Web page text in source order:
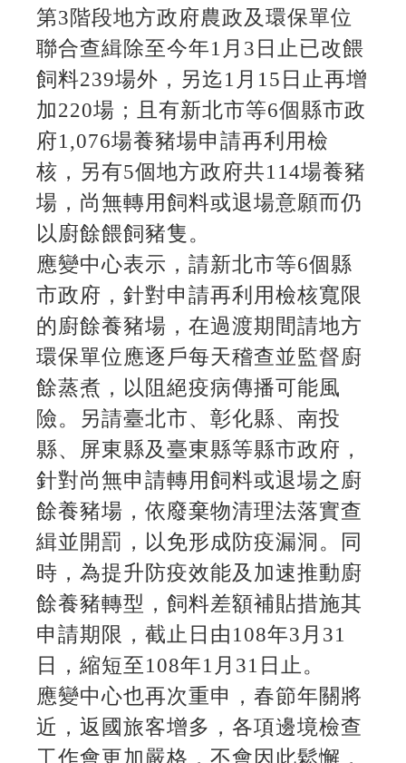
第3階段地方政府農政及環保單位
聯合查緝除至今年1月3日止已改餵
飼料239場外，另迄1月15日止再增
加220場；且有新北市等6個縣市政
府1,076場養豬場申請再利用檢
核，另有5個地方政府共114場養豬
場，尚無轉用飼料或退場意願而仍
以廚餘餵飼豬隻。
應變中心表示，請新北市等6個縣
市政府，針對申請再利用檢核寬限
的廚餘養豬場，在過渡期間請地方
環保單位應逐戶每天稽查並監督廚
餘蒸煮，以阻絕疫病傳播可能風
險。另請臺北市、彰化縣、南投
縣、屏東縣及臺東縣等縣市政府，
針對尚無申請轉用飼料或退場之廚
餘養豬場，依廢棄物清理法落實查
緝並開罰，以免形成防疫漏洞。同
時，為提升防疫效能及加速推動廚
餘養豬轉型，飼料差額補貼措施其
申請期限，截止日由108年3月31
日，縮短至108年1月31日止。
應變中心也再次重申，春節年關將
近，返國旅客增多，各項邊境檢查
工作會更加嚴格，不會因此鬆懈，